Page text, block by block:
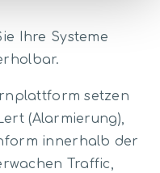
Ihre Systeme
setzen
(Alarmierung),
innerhalb der
Traffic,